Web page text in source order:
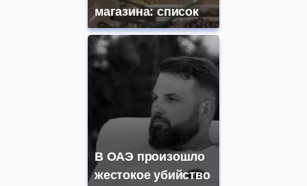
магазина: список
В ОАЭ произошло
жестокое убийство